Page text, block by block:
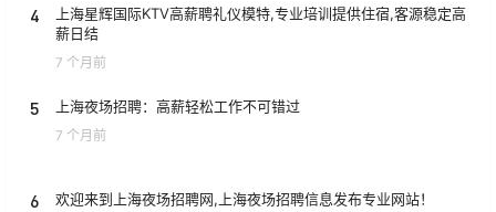
4
上海星辉国际KTV高薪聘礼仪模特,专业培训提供住宿,客源稳定高
薪日结
7 个月前
5 上海夜场招聘：高薪轻松工作不可错过
7 个月前
6 欢迎来到上海夜场招聘网,上海夜场招聘信息发布专业网站！